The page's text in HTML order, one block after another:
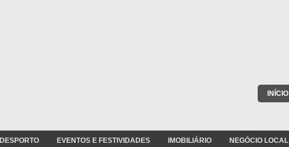
INÍCIO
DESPORTO EVENTOS E FESTIVIDADES IMOBILIÁRIO NEGÓCIO LOCAL